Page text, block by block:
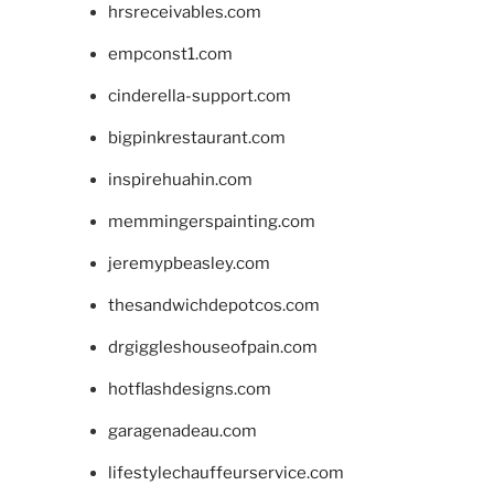
hrsreceivables.com
empconst1.com
cinderella-support.com
bigpinkrestaurant.com
inspirehuahin.com
memmingerspainting.com
jeremypbeasley.com
thesandwichdepotcos.com
drgiggleshouseofpain.com
hotflashdesigns.com
garagenadeau.com
lifestylechauffeurservice.com